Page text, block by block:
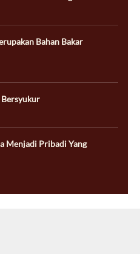
Bahan Bakar
Menjadi Pribadi Yang